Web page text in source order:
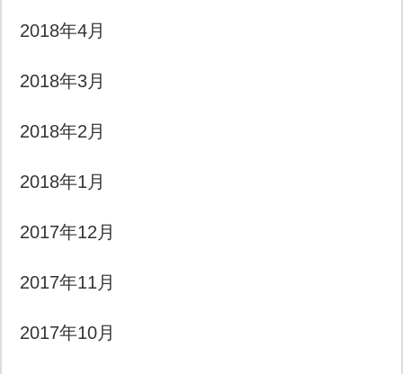
2018年4月
2018年3月
2018年2月
2018年1月
2017年12月
2017年11月
2017年10月